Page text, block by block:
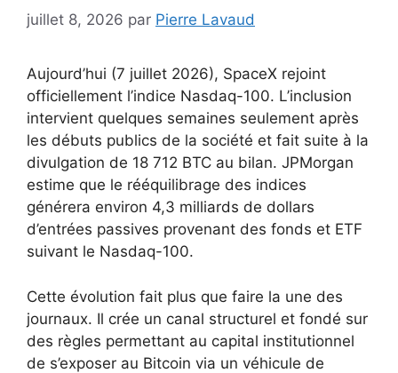
juillet 8, 2026 par Pierre Lavaud
Aujourd’hui (7 juillet 2026), SpaceX rejoint
officiellement l’indice Nasdaq-100. L’inclusion
intervient quelques semaines seulement après
les débuts publics de la société et fait suite à la
divulgation de 18 712 BTC au bilan. JPMorgan
estime que le rééquilibrage des indices
générera environ 4,3 milliards de dollars
d’entrées passives provenant des fonds et ETF
suivant le Nasdaq-100.
Cette évolution fait plus que faire la une des
journaux. Il crée un canal structurel et fondé sur
des règles permettant au capital institutionnel
de s’exposer au Bitcoin via un véhicule de